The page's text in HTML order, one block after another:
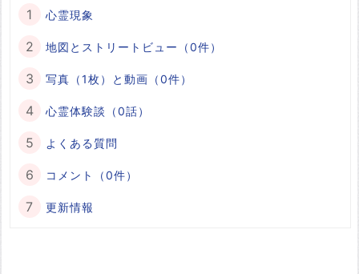
心霊現象
地図とストリートビュー（0件）
写真（1枚）と動画（0件）
心霊体験談（0話）
よくある質問
コメント（0件）
更新情報